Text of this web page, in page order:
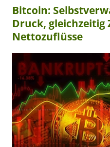
Bitcoin:
Druck, gleichzeitig
Nettozuflüsse